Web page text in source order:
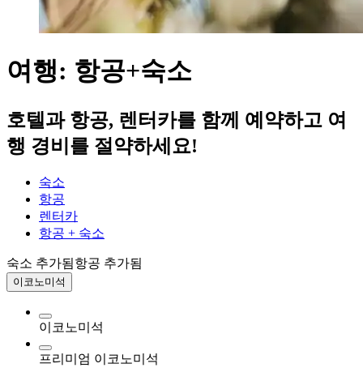
여행: 항공+숙소
호텔과 항공, 렌터카를 함께 예약하고 여
행 경비를 절약하세요!
숙소
항공
렌터카
항공 + 숙소
숙소 추가됨항공 추가됨
이코노미석
이코노미석
프리미엄 이코노미석